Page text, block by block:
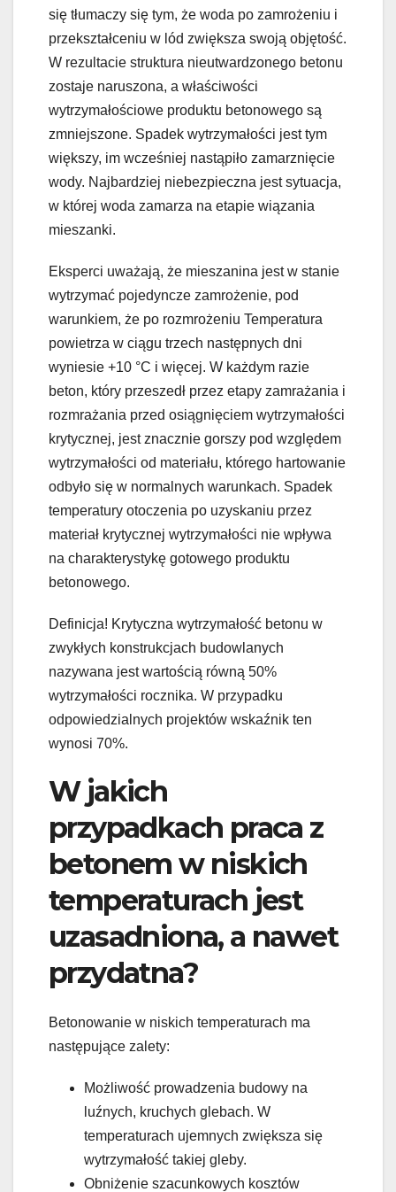
się tłumaczy się tym, że woda po zamrożeniu i
przekształceniu w lód zwiększa swoją objętość.
W rezultacie struktura nieutwardzonego betonu
zostaje naruszona, a właściwości
wytrzymałościowe produktu betonowego są
zmniejszone. Spadek wytrzymałości jest tym
większy, im wcześniej nastąpiło zamarznięcie
wody. Najbardziej niebezpieczna jest sytuacja,
w której woda zamarza na etapie wiązania
mieszanki.
Eksperci uważają, że mieszanina jest w stanie
wytrzymać pojedyncze zamrożenie, pod
warunkiem, że po rozmrożeniu Temperatura
powietrza w ciągu trzech następnych dni
wyniesie +10 °C i więcej. W każdym razie
beton, który przeszedł przez etapy zamrażania i
rozmrażania przed osiągnięciem wytrzymałości
krytycznej, jest znacznie gorszy pod względem
wytrzymałości od materiału, którego hartowanie
odbyło się w normalnych warunkach. Spadek
temperatury otoczenia po uzyskaniu przez
materiał krytycznej wytrzymałości nie wpływa
na charakterystykę gotowego produktu
betonowego.
Definicja! Krytyczna wytrzymałość betonu w
zwykłych konstrukcjach budowlanych
nazywana jest wartością równą 50%
wytrzymałości rocznika. W przypadku
odpowiedzialnych projektów wskaźnik ten
wynosi 70%.
W jakich
przypadkach praca z
betonem w niskich
temperaturach jest
uzasadniona, a nawet
przydatna?
Betonowanie w niskich temperaturach ma
następujące zalety:
Możliwość prowadzenia budowy na
luźnych, kruchych glebach. W
temperaturach ujemnych zwiększa się
wytrzymałość takiej gleby.
Obniżenie szacunkowych kosztów